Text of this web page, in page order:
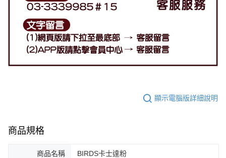
顯示電腦版詳細說明
商品規格
商品名稱 BIRDS卡士達粉